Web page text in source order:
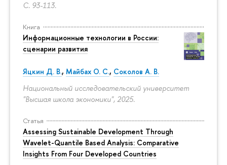
С. 93-113.
Книга
Информационные технологии в России:
сценарии развития
Яцкин Д. В., Майбах О. С., Соколов А. В.
Национальный исследовательский университет
"Высшая школа экономики", 2025.
Статья
Assessing Sustainable Development Through
Wavelet-Quantile Based Analysis: Comparative
Insights From Four Developed Countries